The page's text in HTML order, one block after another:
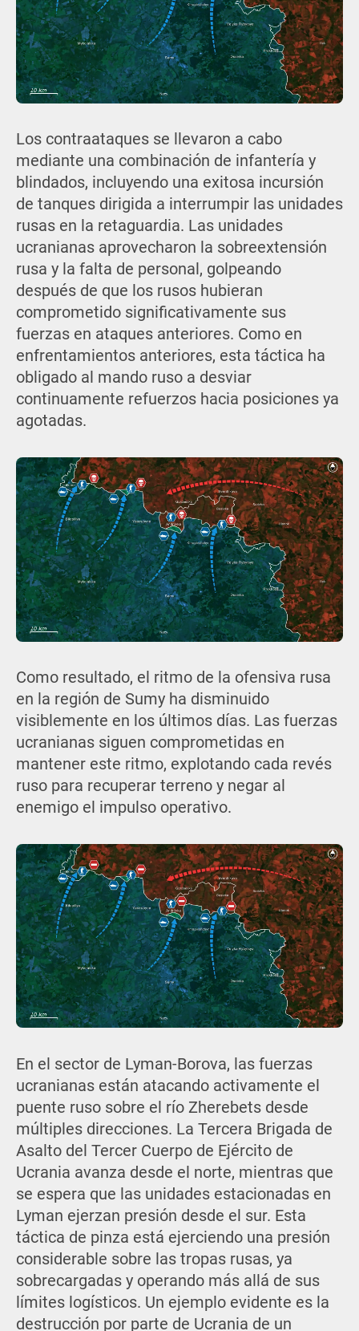
Los contraataques se llevaron a cabo
mediante una combinación de infantería y
blindados, incluyendo una exitosa incursión
de tanques dirigida a interrumpir las unidades
rusas en la retaguardia. Las unidades
ucranianas aprovecharon la sobreextensión
rusa y la falta de personal, golpeando
después de que los rusos hubieran
comprometido significativamente sus
fuerzas en ataques anteriores. Como en
enfrentamientos anteriores, esta táctica ha
obligado al mando ruso a desviar
continuamente refuerzos hacia posiciones ya
agotadas.
Como resultado, el ritmo de la ofensiva rusa
en la región de Sumy ha disminuido
visiblemente en los últimos días. Las fuerzas
ucranianas siguen comprometidas en
mantener este ritmo, explotando cada revés
ruso para recuperar terreno y negar al
enemigo el impulso operativo.
En el sector de Lyman-Borova, las fuerzas
ucranianas están atacando activamente el
puente ruso sobre el río Zherebets desde
múltiples direcciones. La Tercera Brigada de
Asalto del Tercer Cuerpo de Ejército de
Ucrania avanza desde el norte, mientras que
se espera que las unidades estacionadas en
Lyman ejerzan presión desde el sur. Esta
táctica de pinza está ejerciendo una presión
considerable sobre las tropas rusas, ya
sobrecargadas y operando más allá de sus
límites logísticos. Un ejemplo evidente es la
destrucción por parte de Ucrania de un